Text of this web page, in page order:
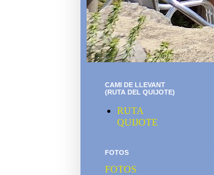
CAMI DE LLEVANT
(RUTA DEL QUIJOTE)
RUTA
QUIJOTE
FOTOS
FOTOS